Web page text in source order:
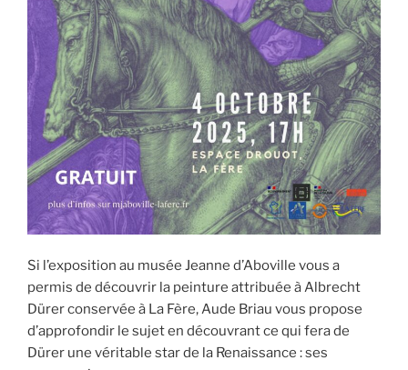
Si l’exposition au musée Jeanne d’Aboville vous a
permis de découvrir la peinture attribuée à Albrecht
Dürer conservée à La Fère, Aude Briau vous propose
d’approfondir le sujet en découvrant ce qui fera de
Dürer une véritable star de la Renaissance : ses